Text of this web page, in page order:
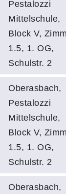
Pestalozzi
Mittelschule,
Block V,
1.5, 1. OG,
Schulstr. 2
Oberasbach,
Pestalozzi
Mittelschule,
Block V,
1.5, 1. OG,
Schulstr. 2
Oberasbach,